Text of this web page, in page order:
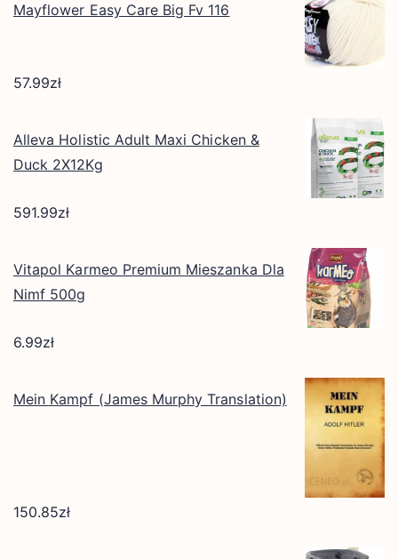
Mayflower Easy Care Big Fv 116
57.99zł
Alleva Holistic Adult Maxi Chicken &
Duck 2X12Kg
591.99zł
Vitapol Karmeo Premium Mieszanka Dla
Nimf 500g
6.99zł
Mein Kampf (James Murphy Translation)
150.85zł